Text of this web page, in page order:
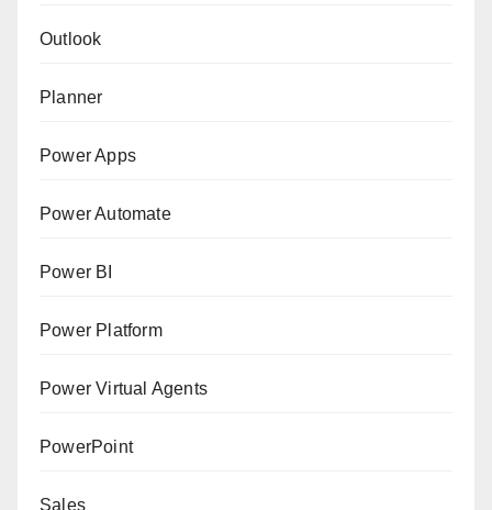
Outlook
Planner
Power Apps
Power Automate
Power BI
Power Platform
Power Virtual Agents
PowerPoint
Sales